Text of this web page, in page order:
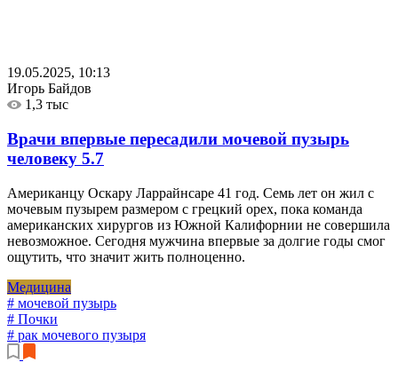
19.05.2025, 10:13
Игорь Байдов
1,3 тыс
Врачи впервые пересадили мочевой пузырь
человеку 5.7
Американцу Оскару Ларрайнсарe 41 год. Семь лет он жил с
мочевым пузырем размером с грецкий орех, пока команда
американских хирургов из Южной Калифорнии не совершила
невозможное. Сегодня мужчина впервые за долгие годы смог
ощутить, что значит жить полноценно.
Медицина
# мочевой пузырь
# Почки
# рак мочевого пузыря